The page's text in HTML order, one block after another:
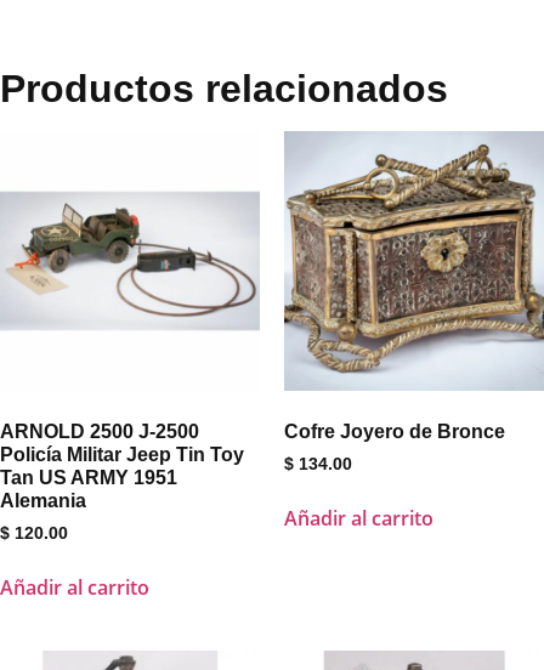
Productos relacionados
ARNOLD 2500 J-2500
Policía Militar Jeep Tin Toy
Tan US ARMY 1951
Alemania
$ 120.00
Añadir al carrito
Cofre Joyero de Bronce
$ 134.00
Añadir al carrito